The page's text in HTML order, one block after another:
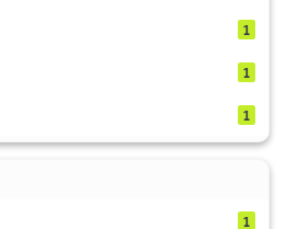
1
1
1
1